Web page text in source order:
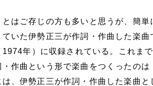
はご存じの方も多いと思うが、簡単
いた伊勢正三が作詞・作曲した楽曲
年）に収録されている。これま
作曲という形で楽曲をつくったのは
、伊勢正三が作詞・作曲した楽曲と